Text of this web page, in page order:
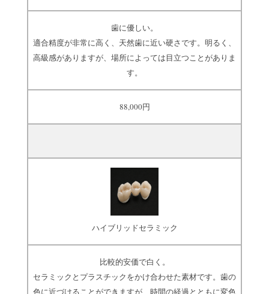
歯に優しい。
適合精度が非常に高く、天然歯に近い硬さです。明るく、
高級感がありますが、場所によっては目立つことがありま
す。
88,000円
ハイブリッドセラミック
比較的安価で白く。
セラミックとプラスチックをかけ合わせた素材です。歯の
色に近づけることができますが、時間の経過とともに変色